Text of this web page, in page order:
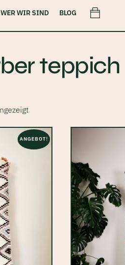
WER WIR SIND BLOG
teppich
ANGEBOT!